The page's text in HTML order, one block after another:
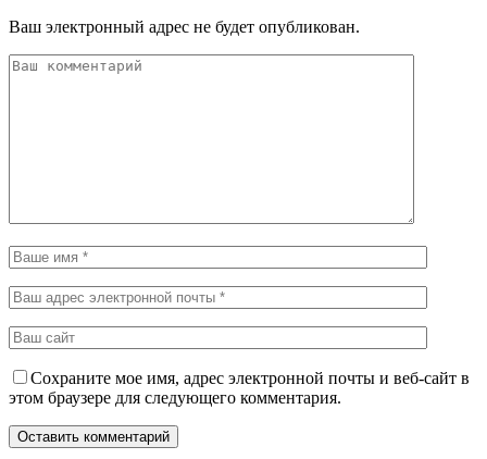
Ваш электронный адрес не будет опубликован.
Сохраните мое имя, адрес электронной почты и веб-сайт в
этом браузере для следующего комментария.